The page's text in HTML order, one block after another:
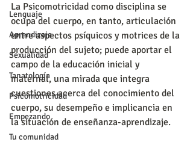
Lenguaje
Aprendizaje
Sexualidad
Tanatología
Psicomotricidad
Empezando
Tu comunidad
La Psicomotricidad como disciplina se
ocupa del cuerpo, en tanto, articulación
entre aspectos psíquicos y motrices de la
producción del sujeto; puede aportar el
campo de la educación inicial y
maternal, una mirada que integra
cuestiones acerca del conocimiento del
cuerpo, su desempeño e implicancia en
la situación de enseñanza-aprendizaje.